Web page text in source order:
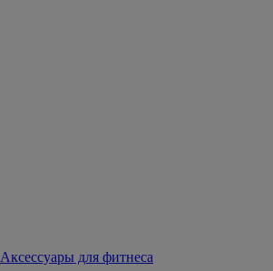
Aксессуары для фитнеса